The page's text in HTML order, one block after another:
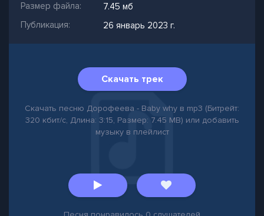
Размер файла:
7.45 мб
Публикация:
26 январь 2023 г.
Скачать трек
Скачать песню Дорофеева - Baby why в mp3 (Битрейт:
320 кбит/с, Длина: 3:15, Размер: 7.45 MB) или добавить
музыку в плейлист